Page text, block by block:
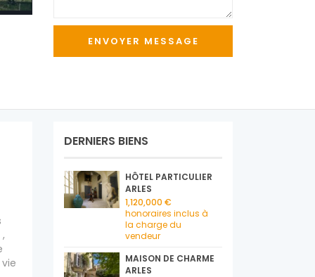
DERNIERS BIENS
HÔTEL PARTICULIER
ARLES
1,120,000 €
honoraires inclus à
la charge du
vendeur
MAISON DE CHARME
ARLES